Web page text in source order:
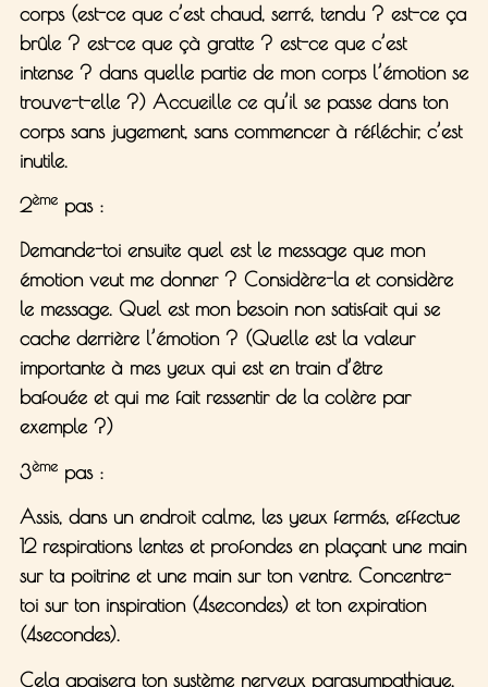
corps (est-ce que c’est chaud, serré, tendu ? est-ce ça
brûle ? est-ce que çà gratte ? est-ce que c’est
intense ? dans quelle partie de mon corps l’émotion se
trouve-t-elle ?) Accueille ce qu’il se passe dans ton
corps sans jugement, sans commencer à réfléchir, c’est
inutile.
2ème pas :
Demande-toi ensuite quel est le message que mon
émotion veut me donner ? Considère-la et considère
le message. Quel est mon besoin non satisfait qui se
cache derrière l’émotion ? (Quelle est la valeur
importante à mes yeux qui est en train d’être
bafouée et qui me fait ressentir de la colère par
exemple ?)
3ème pas :
Assis, dans un endroit calme, les yeux fermés, effectue
12 respirations lentes et profondes en plaçant une main
sur ta poitrine et une main sur ton ventre. Concentre-
toi sur ton inspiration (4secondes) et ton expiration
(4secondes).
Cela apaisera ton système nerveux parasympathique,